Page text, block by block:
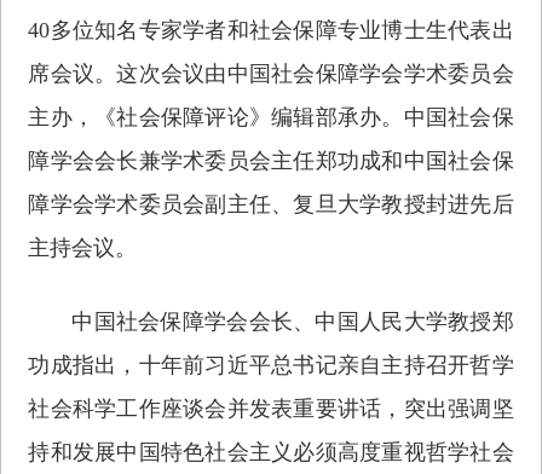
40多位知名专家学者和社会保障专业博士生代表出
席会议。这次会议由中国社会保障学会学术委员会
主办，《社会保障评论》编辑部承办。中国社会保
障学会会长兼学术委员会主任郑功成和中国社会保
障学会学术委员会副主任、复旦大学教授封进先后
主持会议。
中国社会保障学会会长、中国人民大学教授郑
功成指出，十年前习近平总书记亲自主持召开哲学
社会科学工作座谈会并发表重要讲话，突出强调坚
持和发展中国特色社会主义必须高度重视哲学社会